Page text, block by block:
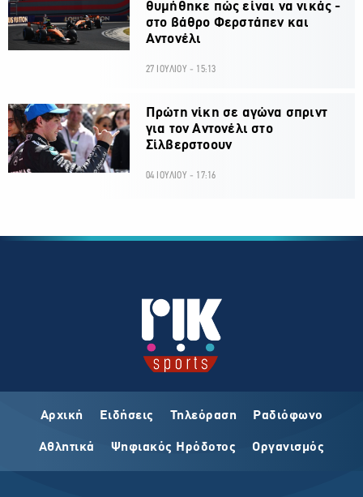
θυμήθηκε πώς είναι να νικάς -
στο βάθρο Φερστάπεν και
Αντονέλι
27 ΙΟΥΛΙΟΥ - 15:13
Πρώτη νίκη σε αγώνα σπριντ
για τον Αντονέλι στο
Σίλβερστοουν
04 ΙΟΥΛΙΟΥ - 17:16
Αρχική Ειδήσεις Τηλεόραση Ραδιόφωνο
Αθλητικά Ψηφιακός Ηρόδοτος Οργανισμός